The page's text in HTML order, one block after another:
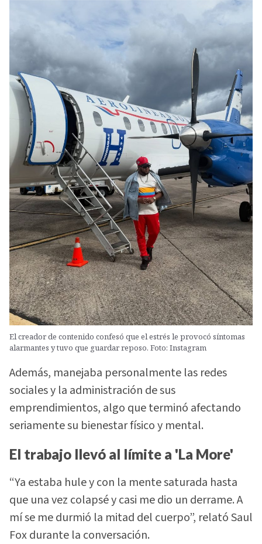
El creador de contenido confesó que el estrés le provocó síntomas
alarmantes y tuvo que guardar reposo. Foto: Instagram
Además, manejaba personalmente las redes
sociales y la administración de sus
emprendimientos, algo que terminó afectando
seriamente su bienestar físico y mental.
El trabajo llevó al límite a 'La More'
“Ya estaba hule y con la mente saturada hasta
que una vez colapsé y casi me dio un derrame. A
mí se me durmió la mitad del cuerpo”, relató Saul
Fox durante la conversación.